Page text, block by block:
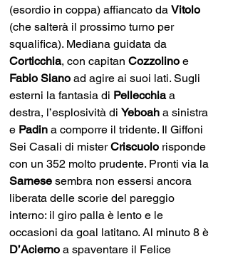
(esordio in coppa) affiancato da Vitolo
(che salterà il prossimo turno per
squalifica). Mediana guidata da
Corticchia, con capitan Cozzolino e
Fabio Siano ad agire ai suoi lati. Sugli
esterni la fantasia di Pellecchia a
destra, l’esplosività di Yeboah a sinistra
e Padin a comporre il tridente. Il Giffoni
Sei Casali di mister Criscuolo risponde
con un 352 molto prudente. Pronti via la
Sarnese sembra non essersi ancora
liberata delle scorie del pareggio
interno: il giro palla è lento e le
occasioni da goal latitano. Al minuto 8 è
D’Acierno a spaventare il Felice